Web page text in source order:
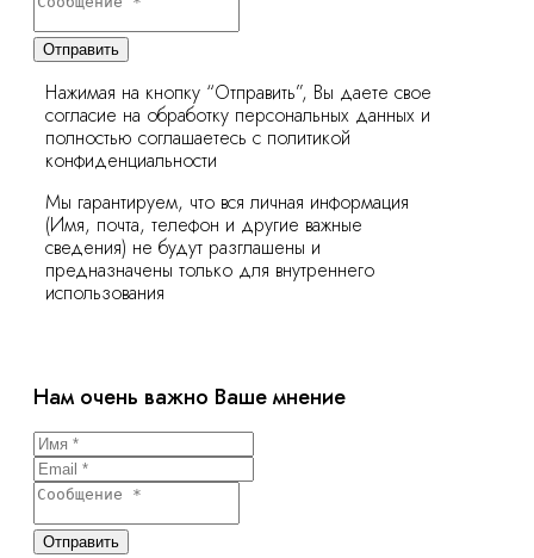
Отправить
Нажимая на кнопку “Отправить”, Вы даете свое
согласие на обработку персональных данных и
полностью соглашаетесь с политикой
конфиденциальности
Мы гарантируем, что вся личная информация
(Имя, почта, телефон и другие важные
сведения) не будут разглашены и
предназначены только для внутреннего
использования
Нам очень важно Ваше мнение
Отправить